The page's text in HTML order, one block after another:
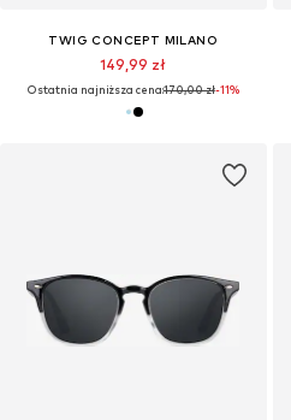
TWIG CONCEPT MILANO
149,99 zł
Ostatnia najniższa cena:170,00 zł-11%